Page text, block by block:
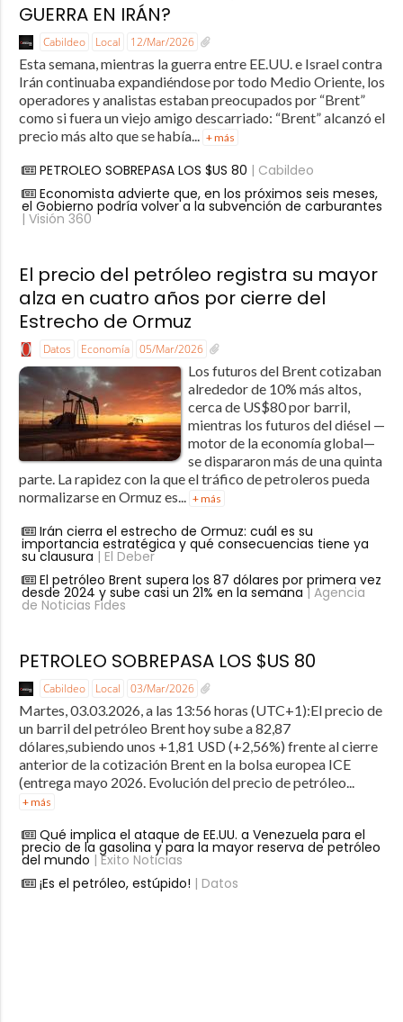
GUERRA EN IRÁN?
Cabildeo Local 12/Mar/2026
Esta semana, mientras la guerra entre EE.UU. e Israel contra
Irán continuaba expandiéndose por todo Medio Oriente, los
operadores y analistas estaban preocupados por “Brent”
como si fuera un viejo amigo descarriado: “Brent” alcanzó el
precio más alto que se había... + más
PETROLEO SOBREPASA LOS $US 80 | Cabildeo
Economista advierte que, en los próximos seis meses,
el Gobierno podría volver a la subvención de carburantes
| Visión 360
El precio del petróleo registra su mayor
alza en cuatro años por cierre del
Estrecho de Ormuz
Datos Economía 05/Mar/2026
Los futuros del Brent cotizaban
alrededor de 10% más altos,
cerca de US$80 por barril,
mientras los futuros del diésel —
motor de la economía global—
se dispararon más de una quinta
parte. La rapidez con la que el tráfico de petroleros pueda
normalizarse en Ormuz es... + más
Irán cierra el estrecho de Ormuz: cuál es su
importancia estratégica y qué consecuencias tiene ya
su clausura | El Deber
El petróleo Brent supera los 87 dólares por primera vez
desde 2024 y sube casi un 21% en la semana | Agencia
de Noticias Fides
PETROLEO SOBREPASA LOS $US 80
Cabildeo Local 03/Mar/2026
Martes, 03.03.2026, a las 13:56 horas (UTC+1):El precio de
un barril del petróleo Brent hoy sube a 82,87
dólares,subiendo unos +1,81 USD (+2,56%) frente al cierre
anterior de la cotización Brent en la bolsa europea ICE
(entrega mayo 2026. Evolución del precio de petróleo...
+ más
Qué implica el ataque de EE.UU. a Venezuela para el
precio de la gasolina y para la mayor reserva de petróleo
del mundo | Éxito Noticias
¡Es el petróleo, estúpido! | Datos